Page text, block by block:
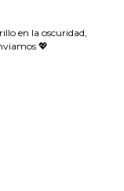
en la oscuridad,
💖